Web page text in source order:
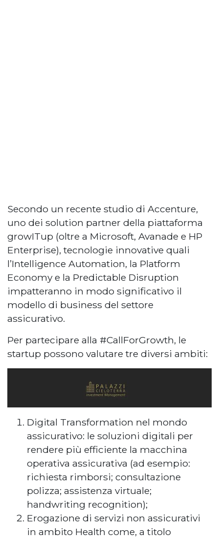
Secondo un recente studio di Accenture,
uno dei solution partner della piattaforma
growITup (oltre a Microsoft, Avanade e HP
Enterprise), tecnologie innovative quali
l’Intelligence Automation, la Platform
Economy e la Predictable Disruption
impatteranno in modo significativo il
modello di business del settore
assicurativo.
Per partecipare alla #CallForGrowth, le
startup possono valutare tre diversi ambiti:
Digital Transformation nel mondo
assicurativo: le soluzioni digitali per
rendere più efficiente la macchina
operativa assicurativa (ad esempio:
richiesta rimborsi; consultazione
polizza; assistenza virtuale;
handwriting recognition);
Erogazione di servizi non assicurativi
in ambito Health come, a titolo